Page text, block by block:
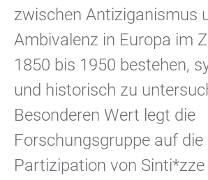
zwischen Antiziganismus
Ambivalenz in Europa im
1850 bis 1950 bestehen,
und historisch zu
Besonderen Wert legt die
Forschungsgruppe auf die
Partizipation von Sinti*zze